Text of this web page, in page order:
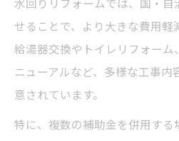
水回りリフォームでは、国・
せることで、より大きな費用軽
給湯器交換やトイレリフォーム
ニューアルなど、多様な工事内
意されています。
特に、複数の補助金を併用す